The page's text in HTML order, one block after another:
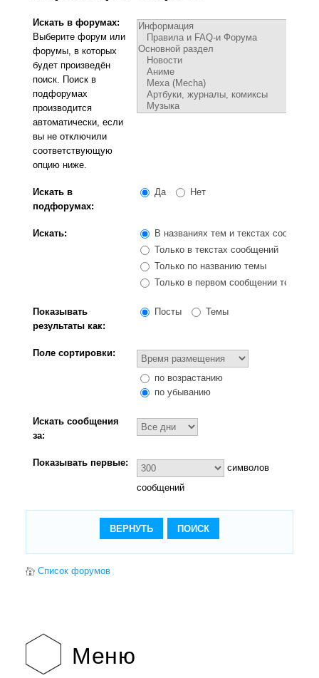
Искать в форумах:
Выберите форум или
форумы, в которых
будет произведён
поиск. Поиск в
подфорумах
производится
автоматически, если
вы не отключили
соответствующую
опцию ниже.
Искать в
подфорумах:
Да Нет
Искать:
В названиях тем и текстах
Только в текстах сообщений
Только по названию темы
Только в первом сообщении темы
Показывать
результаты как:
Посты Темы
Поле сортировки:
по возрастанию
по убыванию
Искать сообщения
за:
Показывать первые: символов
сообщений
Список форумов
Меню